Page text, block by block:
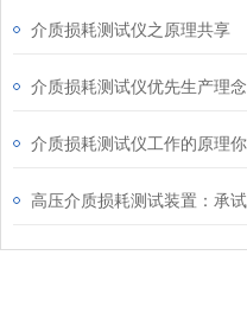
介质损耗测试仪之原理共享
介质损耗测试仪优先生产理念